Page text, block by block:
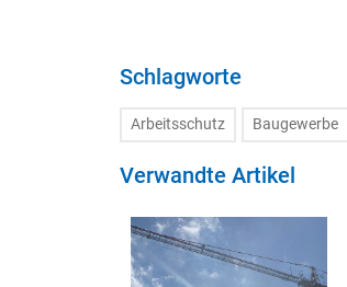
Schlagworte
Arbeitsschutz Baugewerbe
Verwandte Artikel